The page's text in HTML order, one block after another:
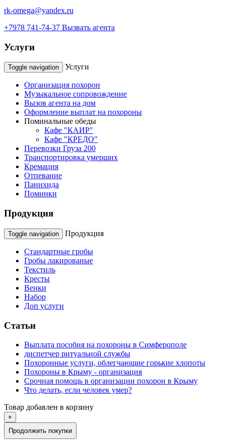
rk-omega@yandex.ru
+7978 741-74-37 Вызвать агента
Услуги
Toggle navigation Услуги
Организация похорон
Музыкальное сопровождение
Вызов агента на дом
Оформление выплат на похороны
Поминальные обеды
Кафе "КАИР"
Кафе "КРЕДО"
Перевозки Груза 200
Транспортировка умерших
Кремация
Отпевание
Панихида
Поминки
Продукция
Toggle navigation Продукция
Стандартные гробы
Гробы лакированые
Текстиль
Кресты
Венки
Набор
Доп услуги
Статьи
Выплата пособия на похороны в Симферополе
диспетчер ритуальной службы
Похоронные услуги, облегчающие горькие хлопоты
Похороны в Крыму - организация
Срочная помощь в организации похорон в Крыму
Что делать, если человек умер?
Товар добавлен в корзину
×
Продолжить покупки